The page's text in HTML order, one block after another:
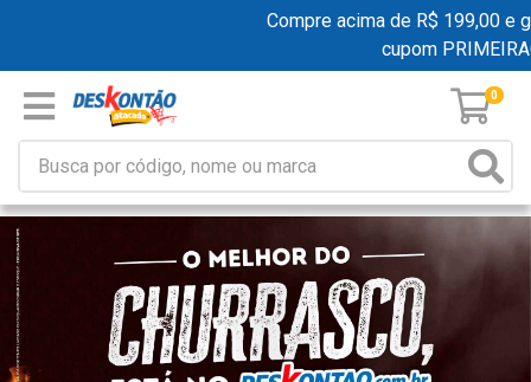
Compre acima de R$ 199,00 e
cupom
0